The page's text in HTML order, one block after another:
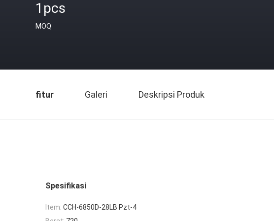
1pcs
MOQ
fitur Galeri Deskripsi Produk
Spesifikasi
Item: CCH-6850D-28LB Pzt-4